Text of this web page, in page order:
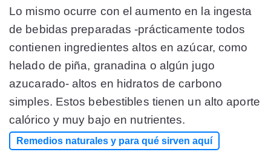
Lo mismo ocurre con el aumento en la ingesta
de bebidas preparadas -prácticamente todos
contienen ingredientes altos en azúcar, como
helado de piña, granadina o algún jugo
azucarado- altos en hidratos de carbono
simples. Estos bebestibles tienen un alto aporte
calórico y muy bajo en nutrientes.
Remedios naturales y para qué sirven aquí